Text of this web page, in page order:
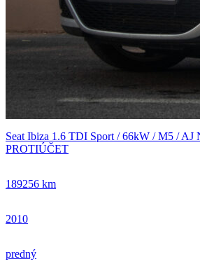
Seat Ibiza 1.6 TDI Sport / 66kW / M5 /
PROTIÚČET
189256 km
2010
predný